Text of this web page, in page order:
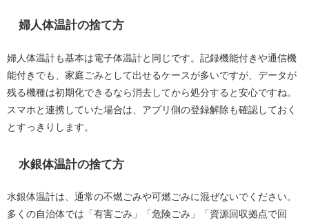
婦人体温計の捨て方
婦人体温計も基本は電子体温計と同じです。記録機能付きや通信機
能付きでも、家庭ごみとして出せるケースが多いですが、データが
残る機種は初期化できるなら消去してから処分すると安心ですね。
スマホと連携していた場合は、アプリ側の登録解除も確認しておく
とすっきりします。
水銀体温計の捨て方
水銀体温計は、通常の不燃ごみや可燃ごみに混ぜないでください。
多くの自治体では「有害ごみ」「危険ごみ」「資源回収拠点で回